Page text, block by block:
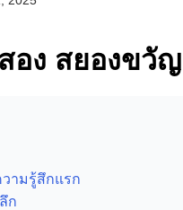
อง สยองขวั
ามรู้สึกแรก
ก